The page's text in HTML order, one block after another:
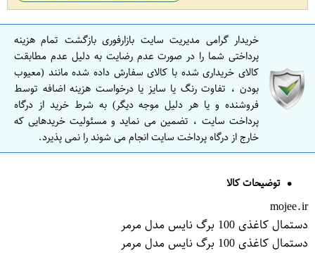
خریدار گرامی مدیریت سایت بازارفوری بازگشت تمام هزینه
پرداختی شما را در صورت عدم رضایت به دلیل عدم مطابقت
کالای خریداری شده با کالای سفارش داده شده مانند (معیوب
بودن ، تفاوت رنگ یا سایز یا درخواست هزینه اضافه توسط
فروشنده و یا هر دلیل موجه دیگر) به شرط خرید از درگاه
پرداخت سایت ، تضمین می نماید و مسئولیت خریدهایی که
خارج از درگاه پرداخت سایت انجام می شوند را نمی پذیرد.
توضیحات کالا
mojee.ir
دستمال کاغذی 100 برگ نایس مدل مرمر
دستمال کاغذی 100 برگ نایس مدل مرمر